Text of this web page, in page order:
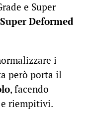
e Super
Deformed
i
però porta il
, facendo
riempitivi.